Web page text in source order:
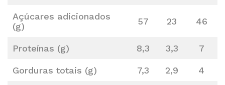
Açúcares adicionados
(g)
57 23 46
Proteínas (g) 8,3 3,3 7
Gorduras totais (g) 7,3 2,9 4